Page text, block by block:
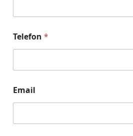
Telefon *
Email